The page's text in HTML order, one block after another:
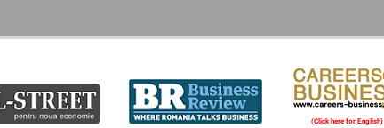
(Click here for English)